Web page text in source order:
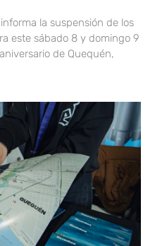
la suspensión de los
este sábado 8 y domingo 9
de Quequén,